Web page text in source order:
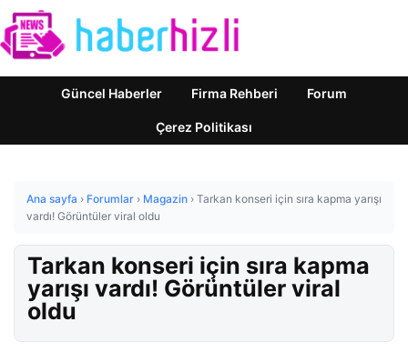
Güncel Haberler Firma Rehberi Forum
Çerez Politikası
Ana sayfa › Forumlar › Magazin › Tarkan konseri için sıra kapma yarışı
vardı! Görüntüler viral oldu
Tarkan konseri için sıra kapma
yarışı vardı! Görüntüler viral
oldu